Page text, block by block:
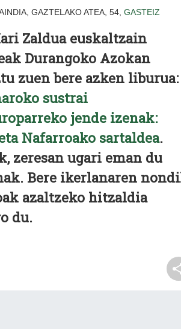
GAZTELAKO ATEA, 54, GASTEIZ
Zaldua euskaltzain
Durangoko Azokan
zuen bere azken liburua:
sustrai
jende izenak:
Nafarroako sartaldea.
zeresan ugari eman du
Bere ikerlanaren
azaltzeko hitzaldia
du.